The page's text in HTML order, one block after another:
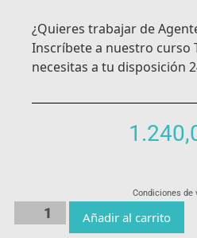
¿Quieres trabajar de
Inscríbete a nuestro curso
necesitas a tu disposición
Condiciones de
Añadir al carrito